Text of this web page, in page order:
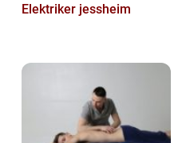
Elektriker jessheim